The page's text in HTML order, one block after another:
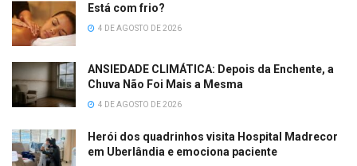
Está com frio?
4 DE AGOSTO DE 2026
ANSIEDADE CLIMÁTICA: Depois da Enchente, a
Chuva Não Foi Mais a Mesma
4 DE AGOSTO DE 2026
Herói dos quadrinhos visita Hospital Madrecor
em Uberlândia e emociona paciente